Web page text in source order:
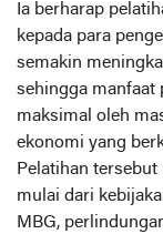
‎Ia berharap
kepada para
semakin
sehingga manfaat
maksimal oleh
ekonomi yang
‎Pelatihan
mulai dari
MBG,